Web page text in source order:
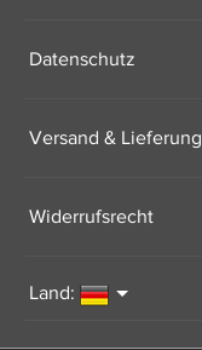
Datenschutz
Versand & Lieferung
Widerrufsrecht
Land: